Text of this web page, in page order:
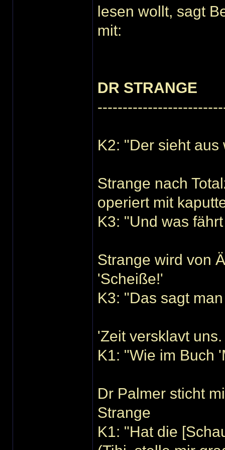
lesen wollt, sagt
mit:
DR STRANGE
K2: "Der sieht
Strange nach
operiert mit
K3: "Und was
Strange wird von
'Scheiße!'
K3: "Das sagt
'Zeit versklavt
K1: "Wie im Buch
Dr Palmer sticht
Strange
K1: "Hat die